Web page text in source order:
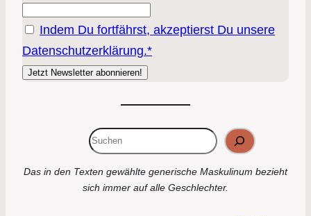
Indem Du fortfährst, akzeptierst Du unsere
Datenschutzerklärung.*
Das in den Texten gewählte generische Maskulinum bezieht
sich immer auf alle Geschlechter.